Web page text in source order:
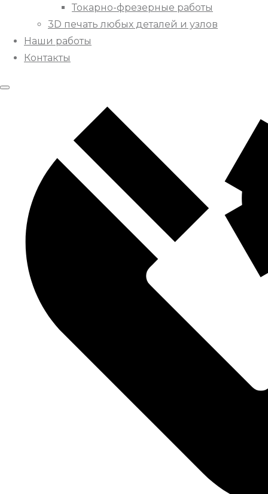
Токарно-фрезерные работы
3D печать любых деталей и узлов
Наши работы
Контакты